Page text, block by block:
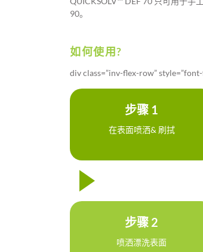
90。
如何使用?
div class=”inv-flex-row” style=”font-
步骤 1
在表面喷洒& 刷拭
步骤 2
喷洒漂洗表面